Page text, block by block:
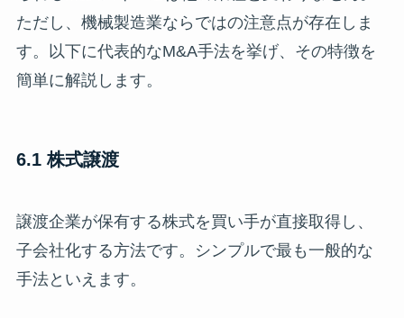
ただし、機械製造業ならではの注意点が存在しま
す。以下に代表的なM&A手法を挙げ、その特徴を
簡単に解説します。
6.1 株式譲渡
譲渡企業が保有する株式を買い手が直接取得し、
子会社化する方法です。シンプルで最も一般的な
手法といえます。